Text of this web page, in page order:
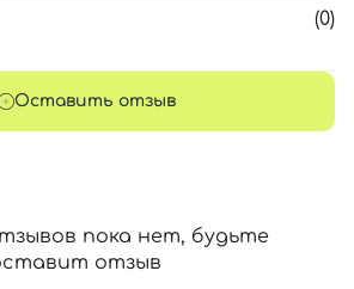
(0)
Оставить отзыв
пока нет, будьте
отзыв